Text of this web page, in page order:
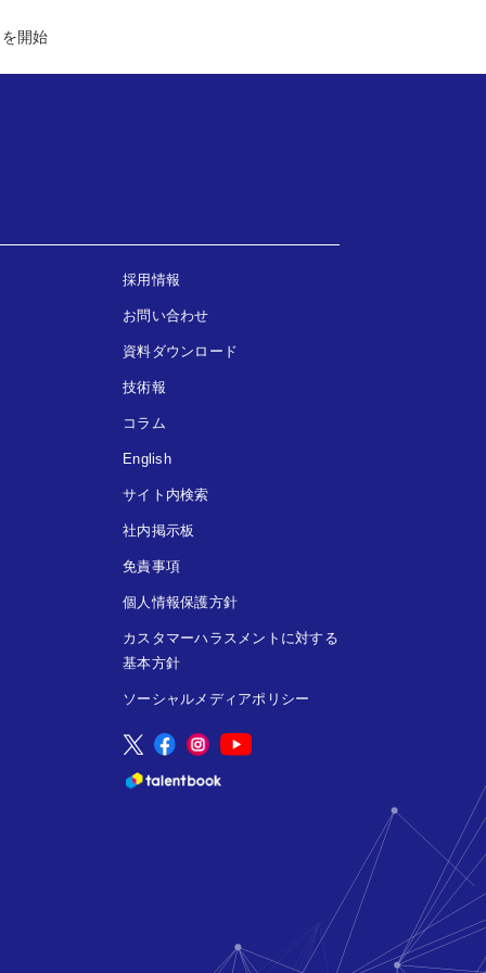
開始
採用情報
お問い合わせ
資料ダウンロード
技術報
コラム
English
サイト内検索
社内掲示板
免責事項
個人情報保護方針
カスタマーハラスメントに対する
基本方針
ソーシャルメディアポリシー